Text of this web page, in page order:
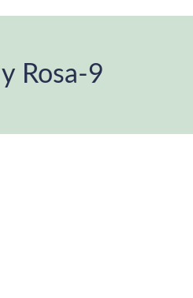
Rosa-9